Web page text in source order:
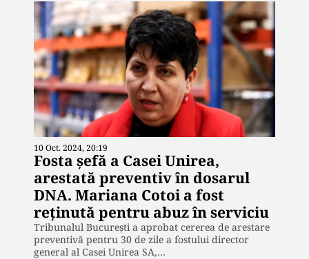
10 Oct. 2024, 20:19
Fosta șefă a Casei Unirea,
arestată preventiv în dosarul
DNA. Mariana Cotoi a fost
reținută pentru abuz în serviciu
Tribunalul București a aprobat cererea de arestare
preventivă pentru 30 de zile a fostului director
general al Casei Unirea SA,…